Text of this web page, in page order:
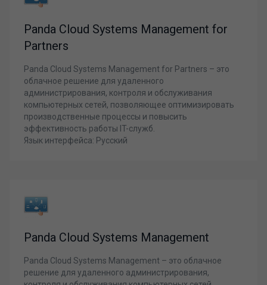
Panda Cloud Systems Management for
Partners
Panda Cloud Systems Management for Partners – это
облачное решение для удаленного
администрирования, контроля и обслуживания
компьютерных сетей, позволяющее оптимизировать
производственные процессы и повысить
эффективность работы IT-служб.
Язык интерфейса: Русский
Panda Cloud Systems Management
Panda Cloud Systems Management – это облачное
решение для удаленного администрирования,